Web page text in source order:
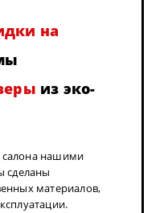
на
из эко-
нашими
сделаны
материалов,